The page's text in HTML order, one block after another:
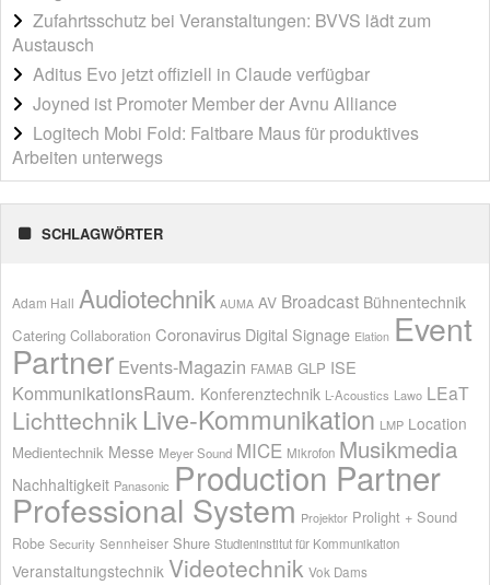
Zufahrtsschutz bei Veranstaltungen: BVVS lädt zum
Austausch
Aditus Evo jetzt offiziell in Claude verfügbar
Joyned ist Promoter Member der Avnu Alliance
Logitech Mobi Fold: Faltbare Maus für produktives
Arbeiten unterwegs
SCHLAGWÖRTER
Adam Hall Audiotechnik AUMA AV Broadcast Bühnentechnik
Catering Collaboration Coronavirus Digital Signage Elation Event
Partner Events-Magazin FAMAB GLP ISE
KommunikationsRaum. Konferenztechnik L-Acoustics Lawo LEaT
Lichttechnik Live-Kommunikation LMP Location
Medientechnik Messe Meyer Sound MICE Mikrofon Musikmedia
Nachhaltigkeit Panasonic Production Partner
Professional System Projektor Prolight + Sound
Robe Security Sennheiser Shure Studieninstitut für Kommunikation
Veranstaltungstechnik Videotechnik Vok Dams